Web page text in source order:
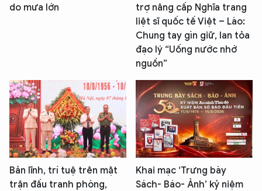
do mưa lớn
trợ nâng cấp Nghĩa trang
liệt sĩ quốc tế Việt – Lào:
Chung tay gìn giữ, lan tỏa
đạo lý “Uống nước nhớ
nguồn”
Bản lĩnh, trí tuệ trên mặt
trận đấu tranh phòng,
Khai mạc ‘Trưng bày
Sách- Báo- Ảnh’ kỷ niệm